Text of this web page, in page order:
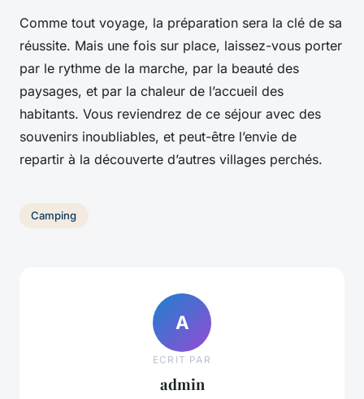
Comme tout voyage, la préparation sera la clé de sa
réussite. Mais une fois sur place, laissez-vous porter
par le rythme de la marche, par la beauté des
paysages, et par la chaleur de l’accueil des
habitants. Vous reviendrez de ce séjour avec des
souvenirs inoubliables, et peut-être l’envie de
repartir à la découverte d’autres villages perchés.
Camping
A
ECRIT PAR
admin